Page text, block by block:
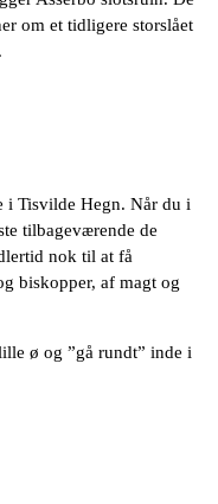
om et tidligere storslået
i Tisvilde Hegn. Når du i
tilbageværende de
nok til at få
biskopper, af magt og
ø og ”gå rundt” inde i